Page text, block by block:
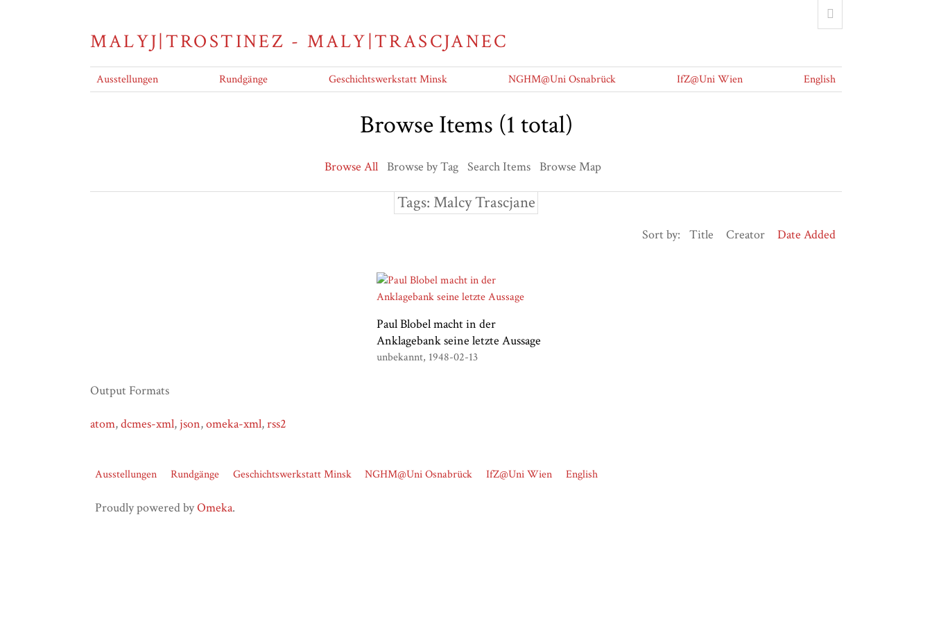
MALYJ|TROSTINEZ - MALY|TRASCJANEC
Ausstellungen Rundgänge Geschichtswerkstatt Minsk NGHM@Uni Osnabrück IfZ@Uni Wien English
Browse Items (1 total)
Browse All Browse by Tag Search Items Browse Map
Tags: Malcy Trascjane
Sort by: Title Creator Date Added
Paul Blobel macht in der
Anklagebank seine letzte Aussage
unbekannt 1948-02-13
Output Formats
atom,dcmes-xml, json,omeka-xml,rss2
Ausstellungen Rundgänge Geschichtswerkstatt Minsk NGHM@Uni Osnabrück IfZ@Uni Wien English
Proudly powered byOmeka.